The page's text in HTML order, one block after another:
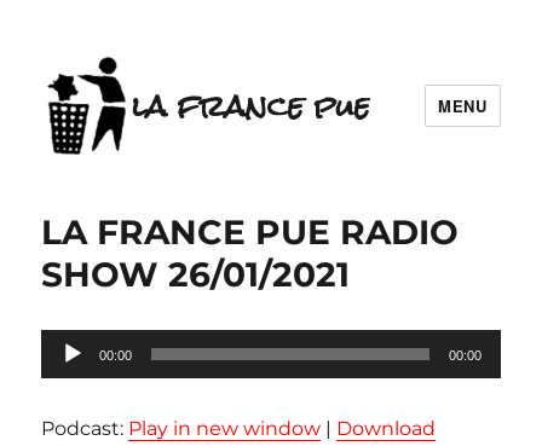
la france pue MENU
LA FRANCE PUE RADIO
SHOW 26/01/2021
Lecteur
audio
00:00 00:00
Podcast: Play in new window | Download